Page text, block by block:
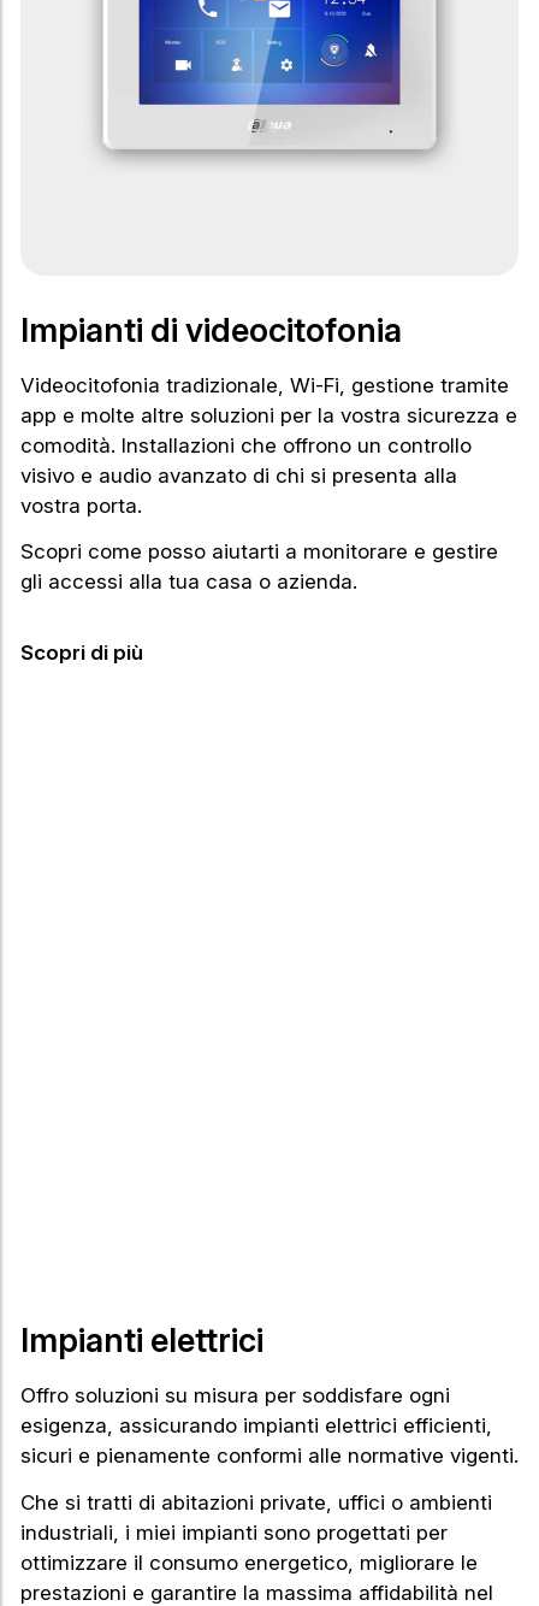
Impianti di videocitofonia
Videocitofonia tradizionale, Wi-Fi, gestione tramite
app e molte altre soluzioni per la vostra sicurezza e
comodità. Installazioni che offrono un controllo
visivo e audio avanzato di chi si presenta alla
vostra porta.
Scopri come posso aiutarti a monitorare e gestire
gli accessi alla tua casa o azienda.
Scopri di più
Impianti elettrici
Offro soluzioni su misura per soddisfare ogni
esigenza, assicurando impianti elettrici efficienti,
sicuri e pienamente conformi alle normative vigenti.
Che si tratti di abitazioni private, uffici o ambienti
industriali, i miei impianti sono progettati per
ottimizzare il consumo energetico, migliorare le
prestazioni e garantire la massima affidabilità nel